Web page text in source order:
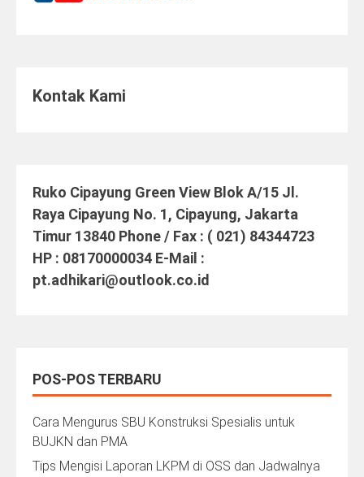
Kontak Kami
Ruko Cipayung Green View Blok A/15 Jl.
Raya Cipayung No. 1, Cipayung, Jakarta
Timur 13840 Phone / Fax : ( 021) 84344723
HP : 08170000034 E-Mail :
pt.adhikari@outlook.co.id
POS-POS TERBARU
Cara Mengurus SBU Konstruksi Spesialis untuk
BUJKN dan PMA
Tips Mengisi Laporan LKPM di OSS dan Jadwalnya